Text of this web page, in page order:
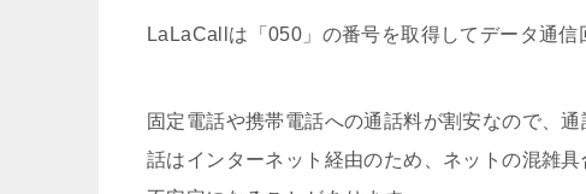
LaLaCallは「050」の番号を取得してデータ通
固定電話や携帯電話への通話料が割安なので、
話はインターネット経由のため、ネットの混雑